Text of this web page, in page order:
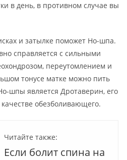
в день, в противном случае вы
и затылке поможет Но-шпа.
справляется с сильными
переутомлением и
тонусе матке можно пить
шпы является Дротаверин, его
обезболивающего.
Читайте также:
Если болит спина на